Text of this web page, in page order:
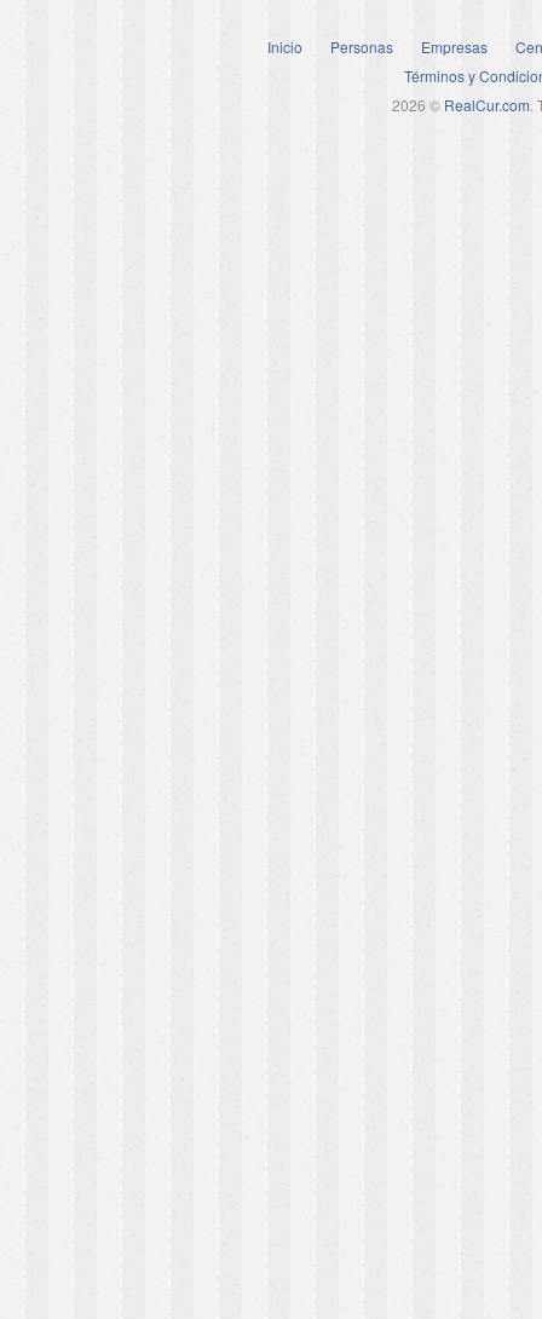
Inicio Personas Empresas
Términos y
2026 © RealCur.com.